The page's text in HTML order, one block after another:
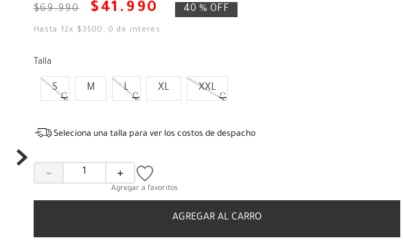
$69.990 $ 41 . 990 40 % OFF
Hasta 12x $ 3500 ,0 de interés
Talla
S M L XL XXL
Seleciona una talla para ver los costos de despacho
＋
－
AGREGAR AL CARRO